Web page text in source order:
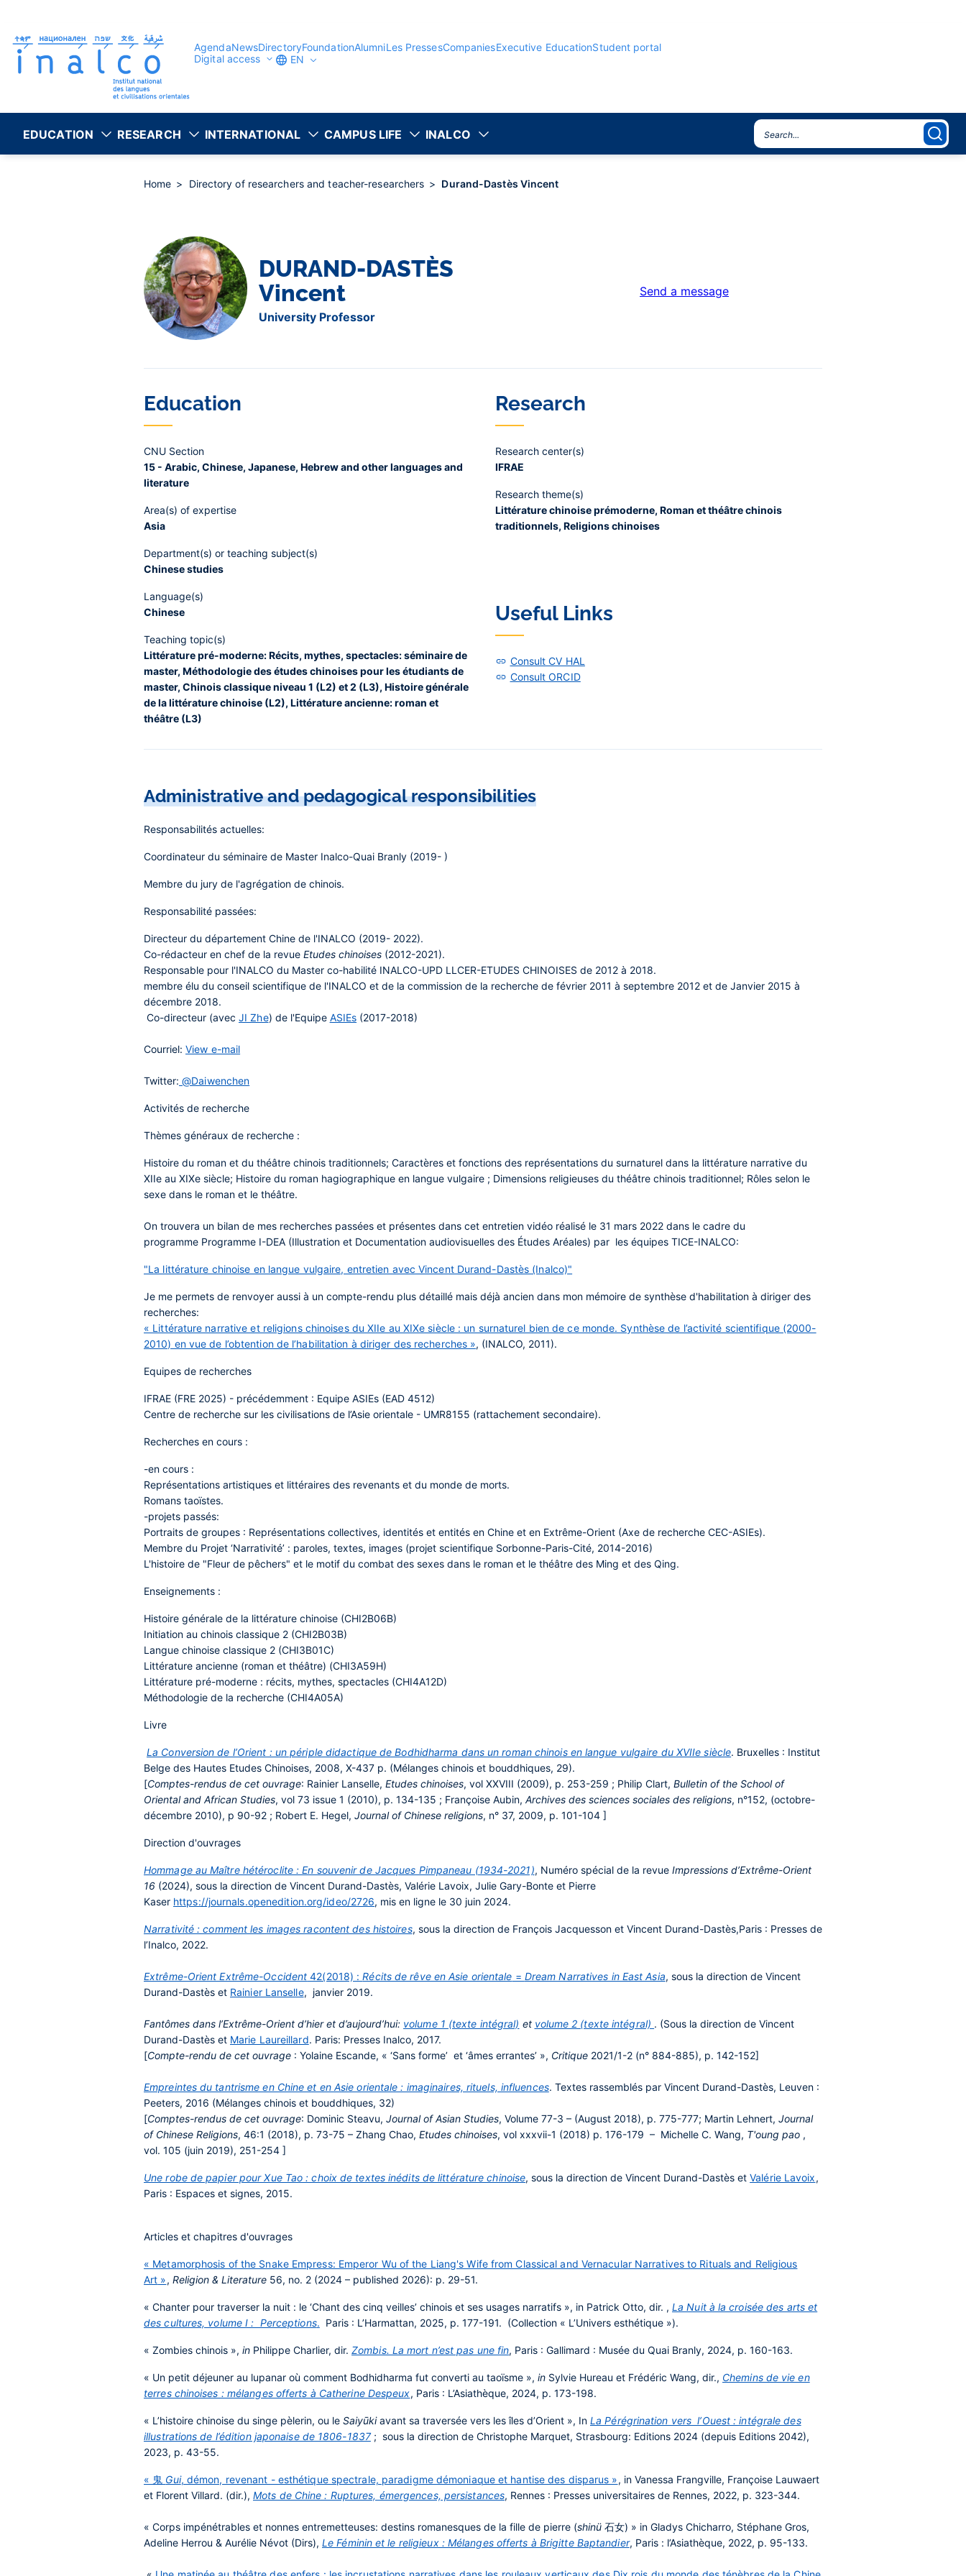
content
AgendaNewsDirectoryFoundationAlumniLes PressesCompaniesExecutive EducationStudent portal
Digital access
EN
EDUCATION RESEARCH INTERNATIONAL CAMPUS LIFE INALCO
Home Directory of researchers and teacher-researchers Durand-Dastès Vincent
DURAND-DASTÈS
Vincent
University Professor
Send a message
Education
CNU Section
15 - Arabic, Chinese, Japanese, Hebrew and other languages and
literature
Area(s) of expertise
Asia
Department(s) or teaching subject(s)
Chinese studies
Language(s)
Chinese
Teaching topic(s)
Littérature pré-moderne: Récits, mythes, spectacles: séminaire de
master, Méthodologie des études chinoises pour les étudiants de
master, Chinois classique niveau 1 (L2) et 2 (L3), Histoire générale
de la littérature chinoise (L2), Littérature ancienne: roman et
théâtre (L3)
Research
Research center(s)
IFRAE
Research theme(s)
Littérature chinoise prémoderne, Roman et théâtre chinois
traditionnels, Religions chinoises
Useful Links
Consult CV HAL
Consult ORCID
Administrative and pedagogical responsibilities
Responsabilités actuelles:
Coordinateur du séminaire de Master Inalco-Quai Branly (2019- )
Membre du jury de l'agrégation de chinois.
Responsabilité passées:
Directeur du département Chine de l'INALCO (2019- 2022).
Co-rédacteur en chef de la revue Etudes chinoises (2012-2021).
Responsable pour l'INALCO du Master co-habilité INALCO-UPD LLCER-ETUDES CHINOISES de 2012 à 2018.
membre élu du conseil scientifique de l'INALCO et de la commission de la recherche de février 2011 à septembre 2012 et de Janvier 2015 à
décembre 2018.
Co-directeur (avec JI Zhe) de l'Equipe ASIEs (2017-2018)
Courriel: View e-mail
Twitter: @Daiwenchen
Activités de recherche
Thèmes généraux de recherche :
Histoire du roman et du théâtre chinois traditionnels; Caractères et fonctions des représentations du surnaturel dans la littérature narrative du
XIIe au XIXe siècle; Histoire du roman hagiographique en langue vulgaire ; Dimensions religieuses du théâtre chinois traditionnel; Rôles selon le
sexe dans le roman et le théâtre.
On trouvera un bilan de mes recherches passées et présentes dans cet entretien vidéo réalisé le 31 mars 2022 dans le cadre du
programme Programme I-DEA (Illustration et Documentation audiovisuelles des Études Aréales) par les équipes TICE-INALCO:
"La littérature chinoise en langue vulgaire, entretien avec Vincent Durand-Dastès (Inalco)"
Je me permets de renvoyer aussi à un compte-rendu plus détaillé mais déjà ancien dans mon mémoire de synthèse d'habilitation à diriger des
recherches:
« Littérature narrative et religions chinoises du XIIe au XIXe siècle : un surnaturel bien de ce monde. Synthèse de l’activité scientifique (2000-
2010) en vue de l’obtention de l’habilitation à diriger des recherches », (INALCO, 2011).
Equipes de recherches
IFRAE (FRE 2025) - précédemment : Equipe ASIEs (EAD 4512)
Centre de recherche sur les civilisations de l’Asie orientale - UMR8155 (rattachement secondaire).
Recherches en cours :
-en cours :
Représentations artistiques et littéraires des revenants et du monde de morts.
Romans taoïstes.
-projets passés:
Portraits de groupes : Représentations collectives, identités et entités en Chine et en Extrême-Orient (Axe de recherche CEC-ASIEs).
Membre du Projet ‘Narrativité’ : paroles, textes, images (projet scientifique Sorbonne-Paris-Cité, 2014-2016)
L'histoire de "Fleur de pêchers" et le motif du combat des sexes dans le roman et le théâtre des Ming et des Qing.
Enseignements :
Histoire générale de la littérature chinoise (CHI2B06B)
Initiation au chinois classique 2 (CHI2B03B)
Langue chinoise classique 2 (CHI3B01C)
Littérature ancienne (roman et théâtre) (CHI3A59H)
Littérature pré-moderne : récits, mythes, spectacles (CHI4A12D)
Méthodologie de la recherche (CHI4A05A)
Livre
La Conversion de l’Orient : un périple didactique de Bodhidharma dans un roman chinois en langue vulgaire du XVIIe siècle. Bruxelles : Institut
Belge des Hautes Etudes Chinoises, 2008, X-437 p. (Mélanges chinois et bouddhiques, 29).
[Comptes-rendus de cet ouvrage: Rainier Lanselle, Etudes chinoises, vol XXVIII (2009), p. 253-259 ; Philip Clart, Bulletin of the School of
Oriental and African Studies, vol 73 issue 1 (2010), p. 134-135 ; Françoise Aubin, Archives des sciences sociales des religions, n°152, (octobre-
décembre 2010), p 90-92 ; Robert E. Hegel, Journal of Chinese religions, n° 37, 2009, p. 101-104 ]
Direction d'ouvrages
Hommage au Maître hétéroclite : En souvenir de Jacques Pimpaneau (1934-2021), Numéro spécial de la revue Impressions d’Extrême-Orient
16 (2024), sous la direction de Vincent Durand-Dastès, Valérie Lavoix, Julie Gary-Bonte et Pierre
Kaser https://journals.openedition.org/ideo/2726, mis en ligne le 30 juin 2024.
Narrativité : comment les images racontent des histoires, sous la direction de François Jacquesson et Vincent Durand-Dastès,Paris : Presses de
l’Inalco, 2022.
Extrême-Orient Extrême-Occident 42(2018) :Récits de rêve en Asie orientale = Dream Narratives in East Asia, sous la direction de Vincent
Durand-Dastès et Rainier Lanselle, janvier 2019.
Fantômes dans l’Extrême-Orient d’hier et d’aujourd’hui: volume 1 (texte intégral) et volume 2 (texte intégral) . (Sous la direction de Vincent
Durand-Dastès et Marie Laureillard. Paris: Presses Inalco, 2017.
[Compte-rendu de cet ouvrage : Yolaine Escande, « ‘Sans forme’ et ‘âmes errantes’ », Critique 2021/1-2 (n° 884-885), p. 142-152]
Empreintes du tantrisme en Chine et en Asie orientale : imaginaires, rituels, influences. Textes rassemblés par Vincent Durand-Dastès, Leuven :
Peeters, 2016 (Mélanges chinois et bouddhiques, 32)
[Comptes-rendus de cet ouvrage: Dominic Steavu, Journal of Asian Studies, Volume 77-3 – (August 2018), p. 775-777; Martin Lehnert, Journal
of Chinese Religions, 46:1 (2018), p. 73-75 – Zhang Chao, Etudes chinoises, vol xxxvii-1 (2018) p. 176-179 – Michelle C. Wang, T'oung pao ,
vol. 105 (juin 2019), 251-254 ]
Une robe de papier pour Xue Tao : choix de textes inédits de littérature chinoise, sous la direction de Vincent Durand-Dastès etValérie Lavoix,
Paris : Espaces et signes, 2015.
Articles et chapitres d'ouvrages
« Metamorphosis of the Snake Empress: Emperor Wu of the Liang's Wife from Classical and Vernacular Narratives to Rituals and Religious
Art », Religion & Literature56, no. 2 (2024 – published 2026): p. 29-51.
« Chanter pour traverser la nuit : le ‘Chant des cinq veilles’ chinois et ses usages narratifs », in Patrick Otto, dir. , La Nuit à la croisée des arts et
des cultures, volume I : Perceptions. Paris : L’Harmattan, 2025, p. 177-191. (Collection « L’Univers esthétique »).
« Zombies chinois », in Philippe Charlier, dir. Zombis. La mort n’est pas une fin, Paris : Gallimard : Musée du Quai Branly, 2024, p. 160-163.
« Un petit déjeuner au lupanar où comment Bodhidharma fut converti au taoïsme », in Sylvie Hureau et Frédéric Wang, dir., Chemins de vie en
terres chinoises : mélanges offerts à Catherine Despeux, Paris : L’Asiathèque, 2024, p. 173-198.
« L’histoire chinoise du singe pèlerin, ou le Saiyūkiavant sa traversée vers les îles d’Orient », In La Pérégrination vers l’Ouest : intégrale des
illustrations de l’édition japonaise de 1806-1837; sous la direction de Christophe Marquet, Strasbourg: Editions 2024 (depuis Editions 2042),
2023, p. 43-55.
« 鬼 Gui, démon, revenant - esthétique spectrale, paradigme démoniaque et hantise des disparus », in Vanessa Frangville, Françoise Lauwaert
et Florent Villard. (dir.), Mots de Chine : Ruptures, émergences, persistances, Rennes : Presses universitaires de Rennes, 2022, p. 323-344.
« Corps impénétrables et nonnes entremetteuses: destins romanesques de la fille de pierre (shinü 石女) » in Gladys Chicharro, Stéphane Gros,
Adeline Herrou & Aurélie Névot (Dirs), Le Féminin et le religieux : Mélanges offerts à Brigitte Baptandier, Paris : l’Asiathèque, 2022, p. 95-133.